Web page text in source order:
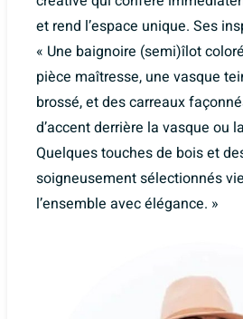
et rend l’espace unique. Ses
« Une baignoire (semi)îlot
pièce maîtresse, une vasque
brossé, et des carreaux
d’accent derrière la vasque ou
Quelques touches de bois et
soigneusement sélectionnés
l’ensemble avec élégance. »